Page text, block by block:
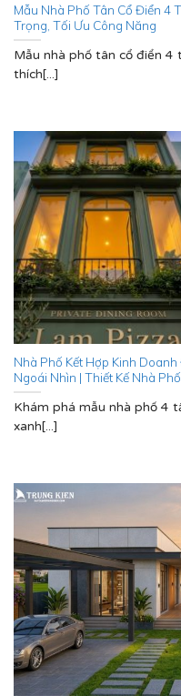
Mẫu Nhà Phố Tân Cổ Điển 4
Trọng, Tối Ưu Công Năng
Mẫu nhà phố tân cổ điển 4
thích[...]
Nhà Phố Kết Hợp Kinh
Ngoái Nhìn | Thiết Kế Nhà
Khám phá mẫu nhà phố 4
xanh[...]